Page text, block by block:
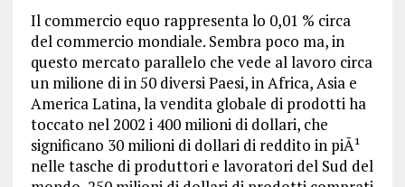
Il commercio equo rappresenta lo 0,01 % circa
del commercio mondiale. Sembra poco ma, in
questo mercato parallelo che vede al lavoro circa
un milione di in 50 diversi Paesi, in Africa, Asia e
America Latina, la vendita globale di prodotti ha
toccato nel 2002 i 400 milioni di dollari, che
significano 30 milioni di dollari di reddito in piÃ¹
nelle tasche di produttori e lavoratori del Sud del